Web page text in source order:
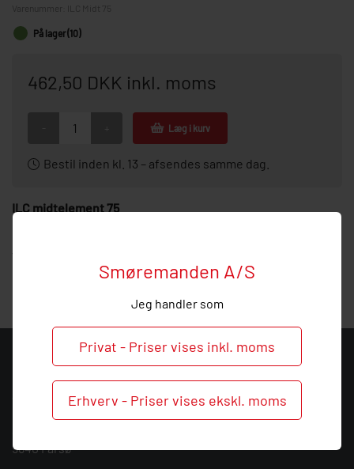
Smøremanden A/S
Jeg handler som
Privat - Priser vises inkl. moms
Erhverv - Priser vises ekskl. moms
På lager (10)
462,50 DKK inkl. moms
Læg i kurv
Bestil inden kl. 13 – afsendes samme dag.
ILC midtelement 75
KONTAKT
Smøremanden A/S
CVR: 39683717
9640 Farsø